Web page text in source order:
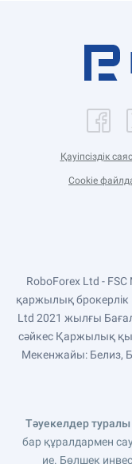
Қауіпсіздік
Cookie
RoboForex Ltd -
қаржылық брокерлік
Ltd 2021 жылғы
сәйкес Қаржылық
Мекенжайы: Белиз,
Тәуекелдер туралы
бар құралдармен
ие. Бөлшек